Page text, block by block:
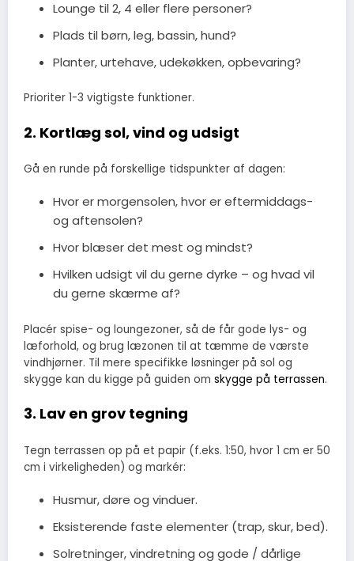
Lounge til 2, 4 eller flere personer?
Plads til børn, leg, bassin, hund?
Planter, urtehave, udekøkken, opbevaring?
Prioriter 1-3 vigtigste funktioner.
2. Kortlæg sol, vind og udsigt
Gå en runde på forskellige tidspunkter af dagen:
Hvor er morgensolen, hvor er eftermiddags-
og aftensolen?
Hvor blæser det mest og mindst?
Hvilken udsigt vil du gerne dyrke – og hvad vil
du gerne skærme af?
Placér spise- og loungezoner, så de får gode lys- og
læforhold, og brug læzonen til at tæmme de værste
vindhjørner. Til mere specifikke løsninger på sol og
skygge kan du kigge på guiden om skygge på terrassen.
3. Lav en grov tegning
Tegn terrassen op på et papir (f.eks. 1:50, hvor 1 cm er 50
cm i virkeligheden) og markér:
Husmur, døre og vinduer.
Eksisterende faste elementer (trap, skur, bed).
Solretninger, vindretning og gode / dårlige